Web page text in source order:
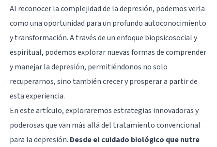
Al reconocer la complejidad de la depresión, podemos verla
como una oportunidad para un profundo autoconocimiento
y transformación. A través de un enfoque biopsicosocial y
espiritual, podemos explorar nuevas formas de comprender
y manejar la depresión, permitiéndonos no solo
recuperarnos, sino también crecer y prosperar a partir de
esta experiencia.
En este artículo, exploraremos estrategias innovadoras y
poderosas que van más allá del tratamiento convencional
para la depresión. Desde el cuidado biológico que nutre